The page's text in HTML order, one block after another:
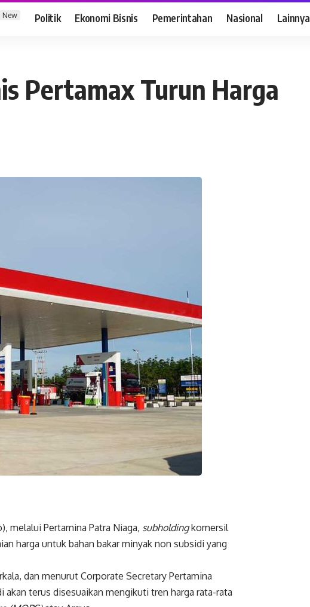
New Politik Ekonomi Bisnis Pemerintahan Nasional Lainnya
Pertamax Turun Harga
melalui Pertamina Patra Niaga, subholdingkomersil
harga untuk bahan bakar minyak non subsidi yang
dan menurut Corporate Secretary Pertamina
terus disesuaikan mengikuti tren harga rata-rata